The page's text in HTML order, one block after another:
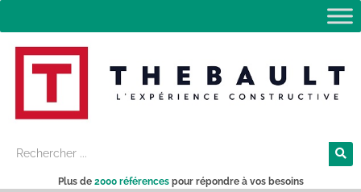
Plus de 2000 référencespour répondre à vos besoins